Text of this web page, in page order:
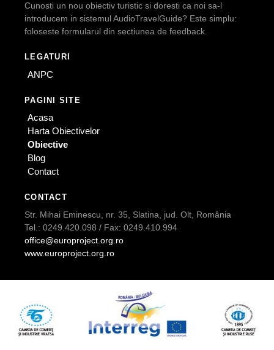
Cunosti un nou obiectiv turistic si doresti ca noi sa-l
introducem in sistemul AudioTravelGuide? Este simplu:
foloseste formularul din sectiunea de feedback.
LEGATURI
ANPC
PAGINI SITE
Acasa
Harta Obiectivelor
Obiective
Blog
Contact
CONTACT
Str. Mihai Eminescu, nr. 35, Slatina, jud. Olt, România
Tel.: 0249.420.098 / Fax: 0249.410.994
office@europroject.org.ro
www.europroject.org.ro